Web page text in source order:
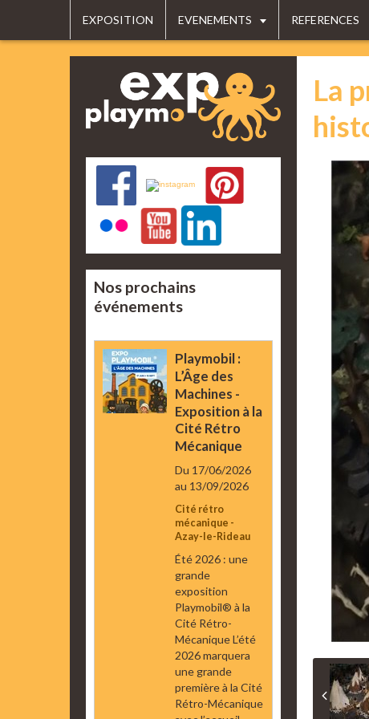
EXPOSITION EVENEMENTS REFERENCES
La
Nos prochains
événements
Playmobil :
L’Âge des
Machines -
Exposition à la
Cité Rétro
Mécanique
Du 17/06/2026
au 13/09/2026
Cité rétro
mécanique -
Azay-le-Rideau
Été 2026 : une
grande
exposition
Playmobil® à la
Cité Rétro-
Mécanique L’été
2026 marquera
une grande
première à la Cité
Rétro-Mécanique